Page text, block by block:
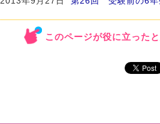
このページが役に立った